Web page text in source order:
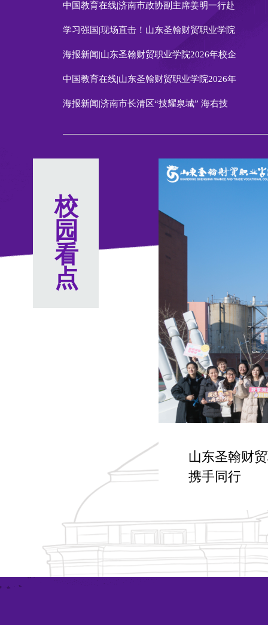
中国教育在线|济南市政协副主席姜明一行赴
学习强国|现场直击！山东圣翰财贸职业学院
海报新闻|山东圣翰财贸职业学院2026年校企
中国教育在线|山东圣翰财贸职业学院2026年
海报新闻|济南市长清区“技耀泉城” 海右技
校
园
看
点
汇聚青春
举办红十
山东圣翰财贸职业学院走进华熙
物，研学赋能成长、校企携手同